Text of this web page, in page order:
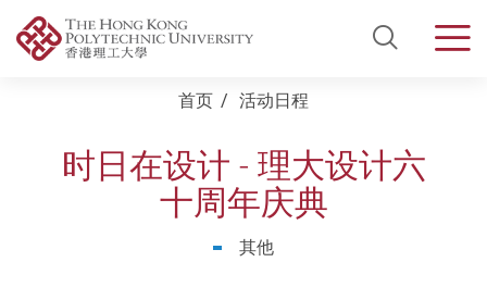
Open
首页 活动日程
时日在设计 - 理大设计六
十周年庆典
其他